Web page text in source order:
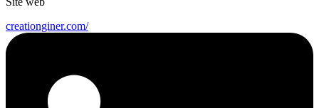
creationginer.com/